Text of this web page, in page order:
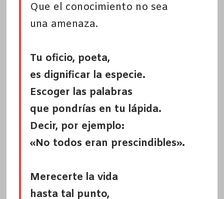
Que el conocimiento no sea
una amenaza.
Tu oficio, poeta,
es dignificar la especie.
Escoger las palabras
que pondrías en tu lápida.
Decir, por ejemplo:
«No todos eran prescindibles».
Merecerte la vida
hasta tal punto,